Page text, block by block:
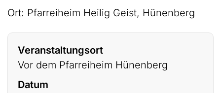
Ort: Pfarreiheim Heilig Geist, Hünenberg
Veranstaltungsort
Vor dem Pfarreiheim Hünenberg
Datum